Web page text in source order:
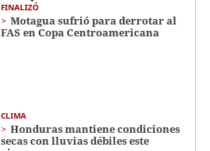
FINALIZÓ
Motagua sufrió para derrotar al
FAS en Copa Centroamericana
CLIMA
Honduras mantiene condiciones
secas con lluvias débiles este